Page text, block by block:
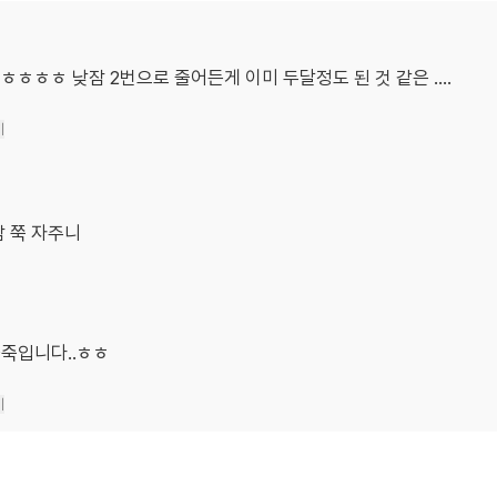
ㅎㅎㅎ 낮잠 2번으로 줄어든게 이미 두달정도 된 것 같은 ….
쭉 자주니
입니다..ㅎㅎ